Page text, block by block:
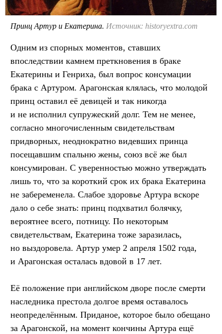
Принц Артур и Екатерина. Источник: historyextra.com
Одним из спорных моментов, ставших
впоследствии камнем преткновения в браке
Екатерины и Генриха, был вопрос консумации
брака с Артуром. Арагонская клялась, что молодой
принц оставил её девицей и так никогда
и не исполнил супружеский долг. Тем не менее,
согласно многочисленным свидетельствам
придворных, неоднократно видевших принца
посещавшим спальню жены, союз всё же был
консумирован. С уверенностью можно утверждать
лишь то, что за короткий срок их брака Екатерина
не забеременела. Слабое здоровье Артура вскоре
дало о себе знать: принц подхватил болячку,
вероятнее всего, потницу. По некоторым
свидетельствам, Екатерина тоже заразилась,
но выздоровела. Артур умер 2 апреля 1502 года,
и Арагонская осталась вдовой в 17 лет.
Её положение при английском дворе после смерти
наследника престола долгое время оставалось
неопределённым. Приданое, которое было обещано
за Арагонской, на момент кончины Артура ещё